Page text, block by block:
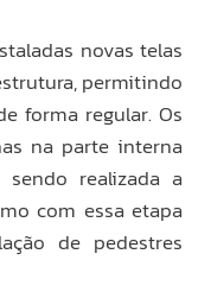
novas telas
permitindo
forma regular. Os
na parte interna
realizada a
com essa etapa
de pedestres